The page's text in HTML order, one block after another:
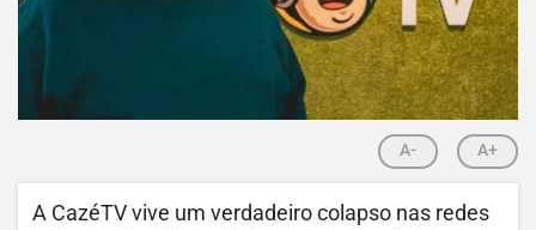
A- A+
A CazéTV vive um verdadeiro colapso nas redes